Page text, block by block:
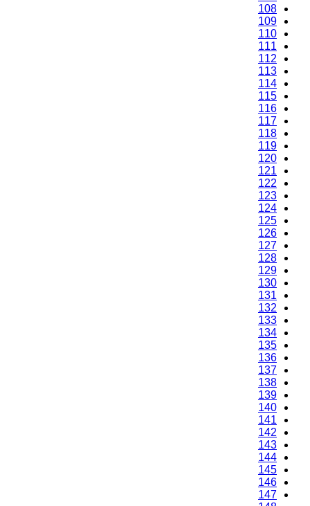
108
109
110
111
112
113
114
115
116
117
118
119
120
121
122
123
124
125
126
127
128
129
130
131
132
133
134
135
136
137
138
139
140
141
142
143
144
145
146
147